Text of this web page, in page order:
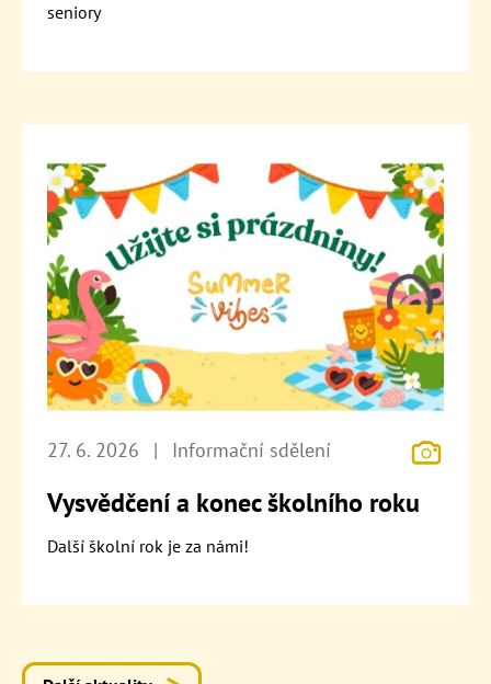
seniory
27. 6. 2026 | Informační sdělení
Vysvědčení a konec školního roku
Další školní rok je za námi!